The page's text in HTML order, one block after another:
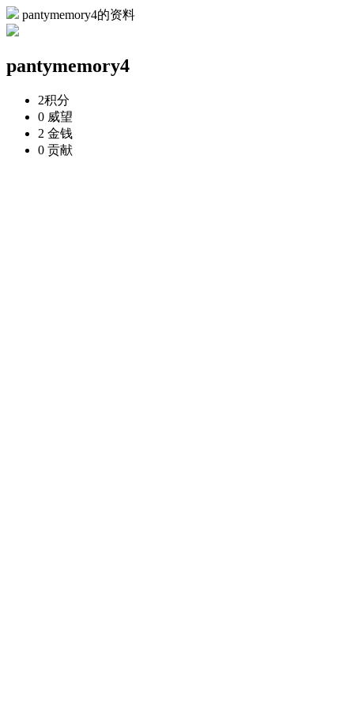
pantymemory4的资料
pantymemory4
2积分
0 威望
2 金钱
0 贡献